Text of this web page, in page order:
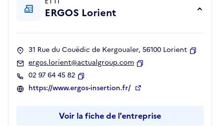
ERGOS Lorient
31 Rue du Couëdic de Kergoualer, 56100 Lorient
ergos.lorient@actualgroup.com
02 97 64 45 82
Copier
https://www.ergos-insertion.fr/
Voir la fiche de l'entreprise